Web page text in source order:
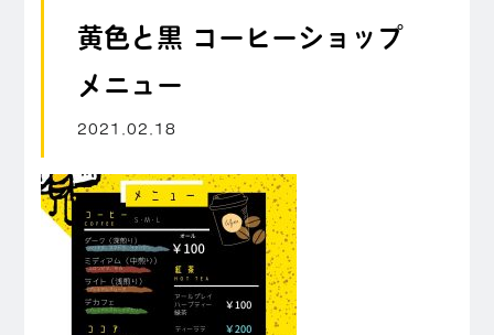
黄色と黒 コーヒーショップ
メニュー
2021.02.18